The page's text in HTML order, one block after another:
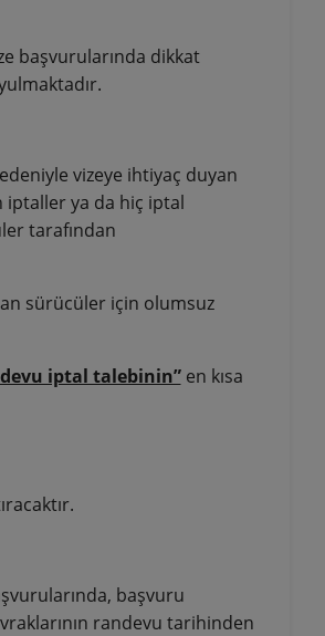
başvurularında dikkat
vizeye ihtiyaç duyan
iptaller ya da hiç iptal
tarafından
sürücüler için olumsuz
iptal talebinin”en kısa
başvuru
randevu tarihinden